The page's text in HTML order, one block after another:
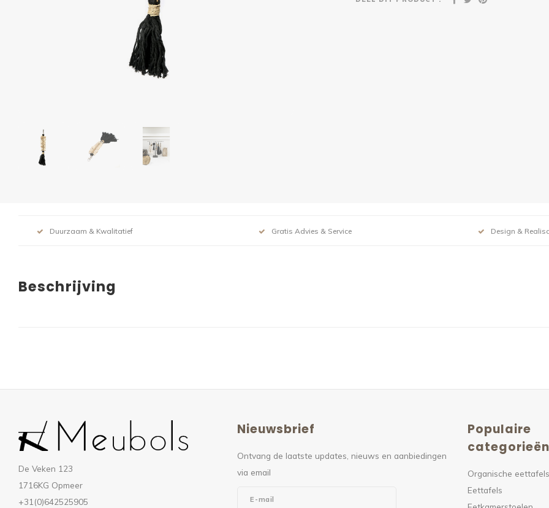
Duurzaam & Kwalitatief Gratis Advies & Service Design &
Beschrijving
De Veken 123
1716KG Opmeer
+31(0)642525905
Nieuwsbrief
Ontvang de laatste updates, nieuws en aanbiedingen
via email
Populaire
categorieën
Organische eettafels
Eettafels